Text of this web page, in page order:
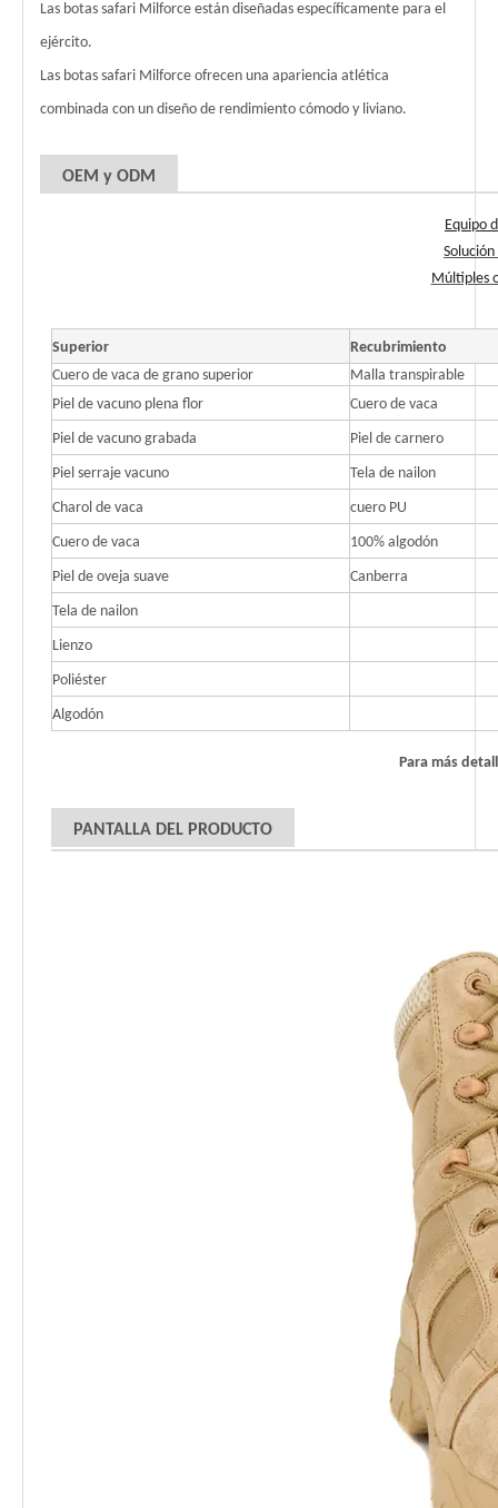
Las botas safari Milforce están diseñadas específicamente para el
ejército.
Las botas safari Milforce ofrecen una apariencia atlética
combinada con un diseño de rendimiento cómodo y liviano.
OEM y ODM
Equipo
Múltiples
Superior
Recubrimiento
Cuero de vaca de grano superior
Malla transpirable
Piel de vacuno plena flor
Cuero de vaca
Piel de vacuno grabada Piel de carnero
Piel serraje vacuno Tela de nailon
Charol de vaca cuero PU
Cuero de vaca 100% algodón
Piel de oveja suave Canberra
Tela de nailon
Lienzo
Poliéster
Algodón
Para más
PANTALLA DEL PRODUCTO